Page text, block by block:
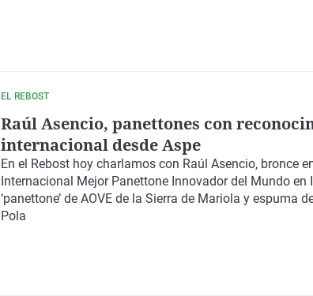
EL REBOST
Raúl Asencio, panettones con
internacional desde Aspe
En el Rebost hoy charlamos con Raúl Asencio, bronce
Internacional Mejor Panettone Innovador del Mundo en
‘panettone’ de AOVE de la Sierra de Mariola y espuma
Pola